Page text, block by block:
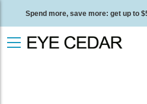
Spend more, save more: get up to
Free standard delivery on all